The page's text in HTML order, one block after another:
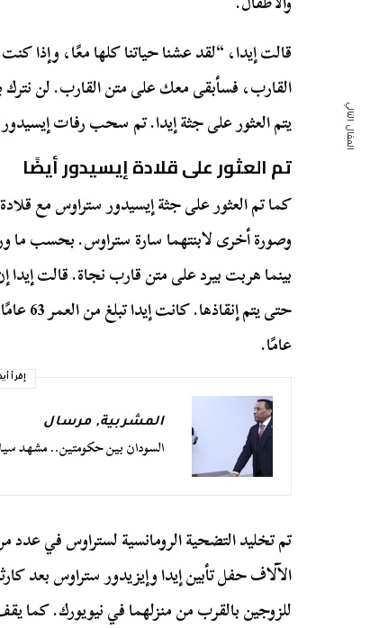
قالت إيدا، “لقد عشنا حياتنا كلها معًا، وإذا
القارب، فسأبقى معك على متن القارب. لن نترك
يتم العثور على جثة إيدا. تم سحب رفات
تم العثور على قلادة إيسيدور أيضًا
كما تم العثور على جثة إيسيدور ستراوس مع
وصورة أخرى لابنتهما سارة ستراوس. بحسب ما
بينما هربت بيرد على متن قارب نجاة. قالت
عامًا.
إقرأ
المشربية,مرسال
السودان بين حكومتين.. مشهد
تم تخليد التضحية الرومانسية لستراوس في عدد
الآلاف حفل تأبين إيدا وإيزيدور ستراوس بعد
للزوجين بالقرب من منزلهما في نيويورك. كما
المقال التالي